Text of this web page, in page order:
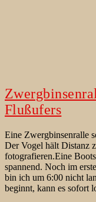
Flußufers
Eine Zwergbinsenralle
Der Vogel hält Distanz
fotografieren.Eine
spannend. Noch im
bin ich um 6:00 nicht
beginnt, kann es sofort